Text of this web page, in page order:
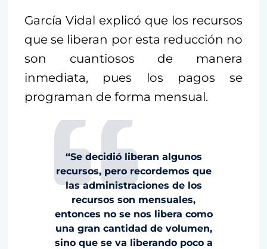
García Vidal explicó que los recursos
que se liberan por esta reducción no
son cuantiosos de manera
inmediata, pues los pagos se
programan de forma mensual.
“Se decidió liberan algunos
recursos, pero recordemos que
las administraciones de los
recursos son mensuales,
entonces no se nos libera como
una gran cantidad de volumen,
sino que se va liberando poco a